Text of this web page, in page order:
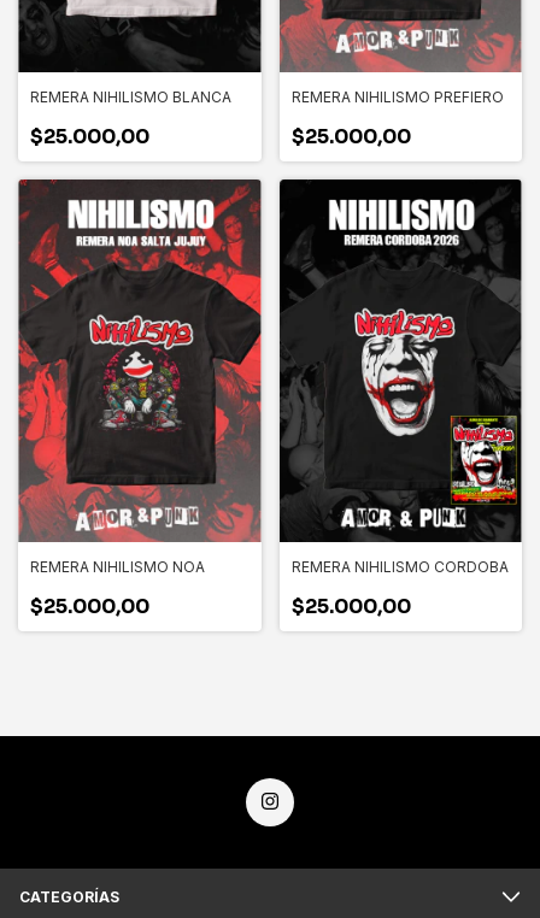
REMERA NIHILISMO BLANCA
$25.000,00
REMERA NIHILISMO PREFIERO
$25.000,00
REMERA NIHILISMO NOA
$25.000,00
REMERA NIHILISMO CORDOBA
$25.000,00
CATEGORÍAS